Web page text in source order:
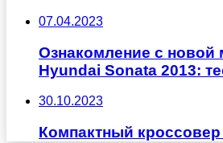
07.04.2023
Ознакомление с
Hyundai Sonata 2013:
30.10.2023
Компактный